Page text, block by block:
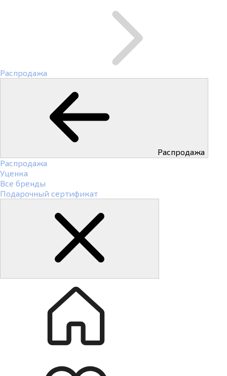
Распродажа
Распродажа
Распродажа
Уценка
Все бренды
Подарочный сертификат